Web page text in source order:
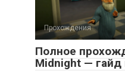
Прохождения
Полное
Midnight — гайд